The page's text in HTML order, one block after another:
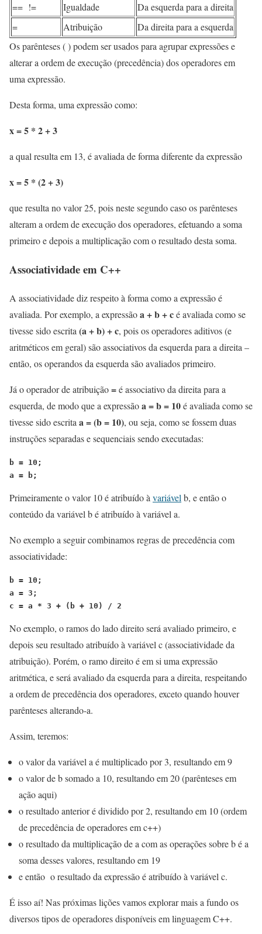
== !=
Igualdade
Da esquerda para a direita
=
Atribuição
Da direita para a esquerda
Os parênteses ( ) podem ser usados para agrupar expressões e
alterar a ordem de execução (precedência) dos operadores em
uma expressão.
Desta forma, uma expressão como:
x = 5 * 2 + 3
a qual resulta em 13, é avaliada de forma diferente da expressão
x = 5 * (2 + 3)
que resulta no valor 25, pois neste segundo caso os parênteses
alteram a ordem de execução dos operadores, efetuando a soma
primeiro e depois a multiplicação com o resultado desta soma.
Associatividade em C++
A associatividade diz respeito à forma como a expressão é
avaliada. Por exemplo, a expressãoa + b + cé avaliada como se
tivesse sido escrita (a + b)+ c, pois os operadores aditivos (e
aritméticos em geral) são associativos da esquerda para a direita –
então, os operandos da esquerda são avaliados primeiro.
Já o operador de atribuição=é associativo da direita para a
esquerda, de modo que a expressãoa = b = 10é avaliada como se
tivesse sido escrita a =(b = 10), ou seja, como se fossem duas
instruções separadas e sequenciais sendo executadas:
b = 10;
a = b;
Primeiramente o valor 10 é atribuído à variável b, e então o
conteúdo da variável b é atribuído à variável a.
No exemplo a seguir combinamos regras de precedência com
associatividade:
b = 10;
a = 3;
c = a * 3 + (b + 10) / 2
No exemplo, o ramos do lado direito será avaliado primeiro, e
depois seu resultado atribuído à variável c (associatividade da
atribuição). Porém, o ramo direito é em si uma expressão
aritmética, e será avaliado da esquerda para a direita, respeitando
a ordem de precedência dos operadores, exceto quando houver
parênteses alterando-a.
Assim, teremos:
o valor da variável a é multiplicado por 3, resultando em 9
o valor de b somado a 10, resultando em 20 (parênteses em
ação aqui)
o resultado anterior é dividido por 2, resultando em 10 (ordem
de precedência de operadores em c++)
o resultado da multiplicação de a com as operações sobre b é a
soma desses valores, resultando em 19
e então o resultado da expressão é atribuído à variável c.
É isso aí! Nas próximas lições vamos explorar mais a fundo os
diversos tipos de operadores disponíveis em linguagem C++.